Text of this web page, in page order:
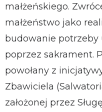
małżeńskiego.
małżeństwo jako
budowanie potrzeby
poprzez sakrament.
powołany z
Zbawiciela
założonej przez